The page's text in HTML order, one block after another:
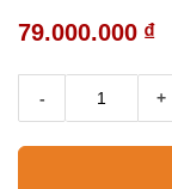
79.000.000 ₫